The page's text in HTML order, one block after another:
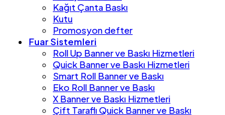
Kağıt Çanta Baskı
Kutu
Promosyon defter
Fuar Sistemleri
Roll Up Banner ve Baskı Hizmetleri
Quick Banner ve Baskı Hizmetleri
Smart Roll Banner ve Baskı
Eko Roll Banner ve Baskı
X Banner ve Baskı Hizmetleri
Çift Taraflı Quick Banner ve Baskı